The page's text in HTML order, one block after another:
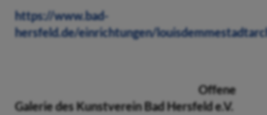
https://www.bad-
hersfeld.de/einrichtungen/
Offene
Galerie des Kunstverein Bad Hersfeld e.V.